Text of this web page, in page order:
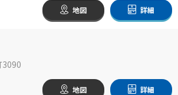
地図 詳細
3090
地図 詳細